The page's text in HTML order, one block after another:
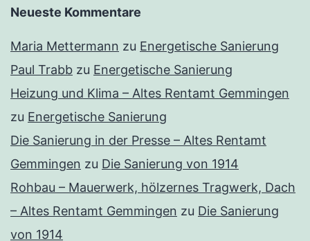
Neueste Kommentare
Maria Mettermann zu Energetische Sanierung
Paul Trabb zu Energetische Sanierung
Heizung und Klima – Altes Rentamt Gemmingen
zu Energetische Sanierung
Die Sanierung in der Presse – Altes Rentamt
Gemmingen zu Die Sanierung von 1914
Rohbau – Mauerwerk, hölzernes Tragwerk, Dach
– Altes Rentamt Gemmingen zu Die Sanierung
von 1914